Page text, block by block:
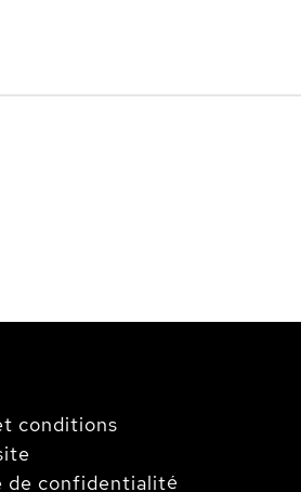
conditions
de confidentialité